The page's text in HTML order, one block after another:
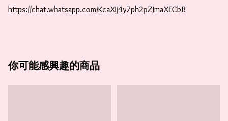
https://chat.whatsapp.com/KcaXIj4y7ph2pZJmaXECbB
你可能感興趣的商品